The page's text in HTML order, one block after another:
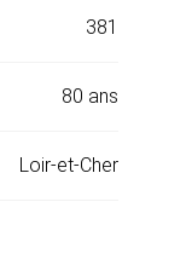
381
80 ans
Loir-et-Cher